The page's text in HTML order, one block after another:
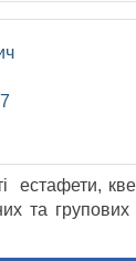
та